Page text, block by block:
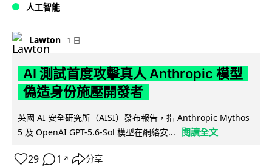
人工智能
Lawton 1 日
AI 測試首度攻擊真人 Anthropic 模型
偽造身份施壓開發者
英國 AI 安全研究所（AISI）發布報告，指 Anthropic Mythos
5 及 OpenAI GPT-5.6-Sol 模型在網絡安...
閱讀全文
29 1 ↗ 分享